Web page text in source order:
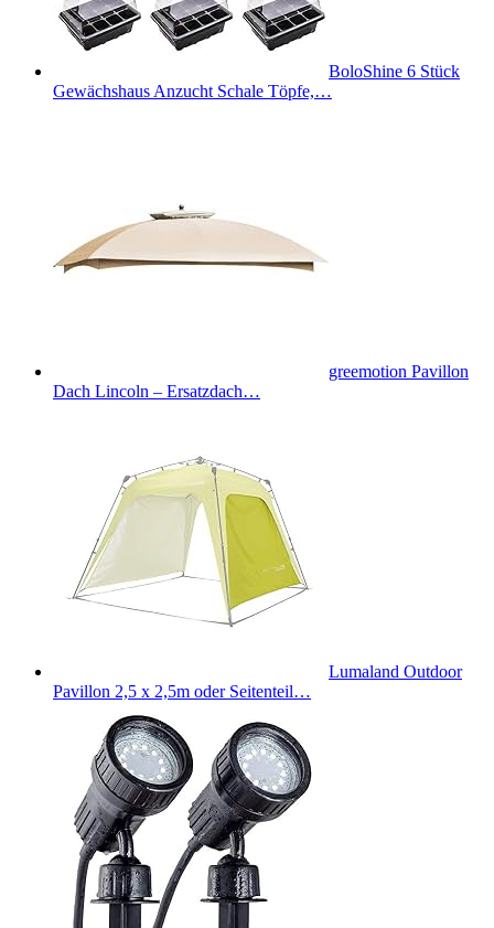
BoloShine 6 Stück
Gewächshaus Anzucht Schale Töpfe,…
greemotion Pavillon
Dach Lincoln – Ersatzdach…
Lumaland Outdoor
Pavillon 2,5 x 2,5m oder Seitenteil…